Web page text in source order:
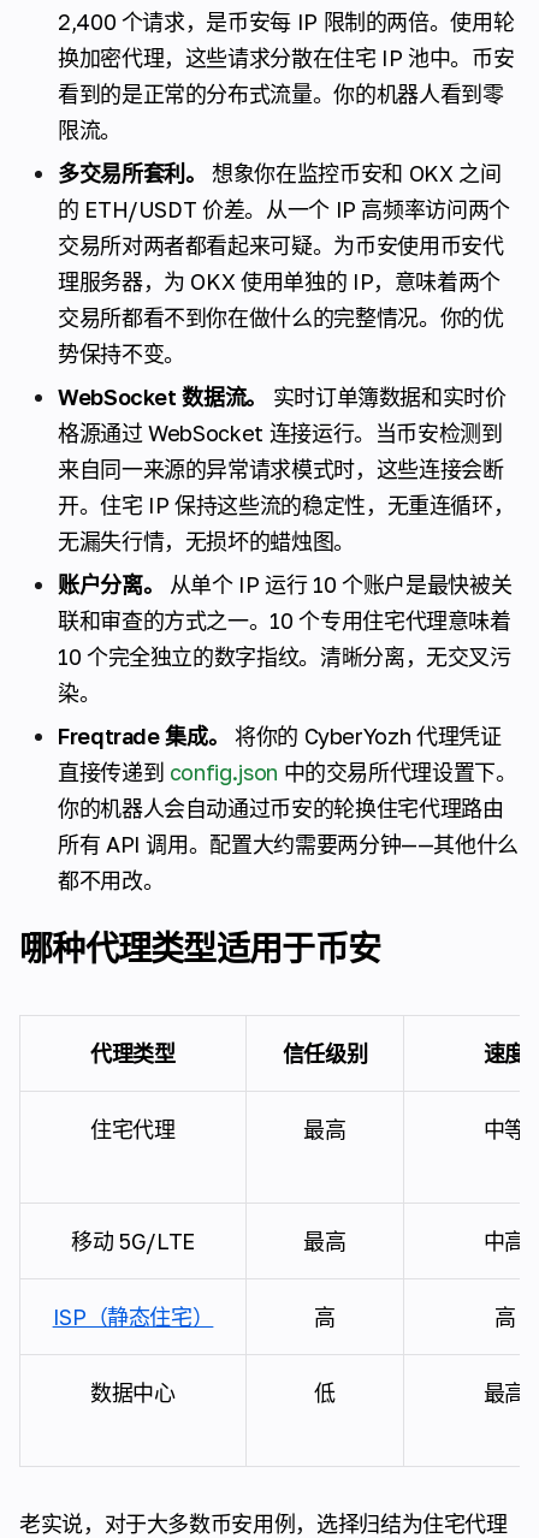
2,400 个请求，是币安每 IP 限制的两倍。使用轮
换加密代理，这些请求分散在住宅 IP 池中。币安
看到的是正常的分布式流量。你的机器人看到零
限流。
多交易所套利。
想象你在监控币安和 OKX 之间
的 ETH/USDT 价差。从一个 IP 高频率访问两个
交易所对两者都看起来可疑。为币安使用币安代
理服务器，为 OKX 使用单独的 IP，意味着两个
交易所都看不到你在做什么的完整情况。你的优
势保持不变。
WebSocket 数据流。
实时订单簿数据和实时价
格源通过 WebSocket 连接运行。当币安检测到
来自同一来源的异常请求模式时，这些连接会断
开。住宅 IP 保持这些流的稳定性，无重连循环，
无漏失行情，无损坏的蜡烛图。
账户分离。
从单个 IP 运行 10 个账户是最快被关
联和审查的方式之一。10 个专用住宅代理意味着
10 个完全独立的数字指纹。清晰分离，无交叉污
染。
Freqtrade 集成。
将你的 CyberYozh 代理凭证
直接传递到 config.json 中的交易所代理设置下。
你的机器人会自动通过币安的轮换住宅代理路由
所有 API 调用。配置大约需要两分钟——其他什么
都不用改。
哪种代理类型适用于币安
代理类型 信任级别 速度
住宅代理 最高 中等
移动 5G/LTE 最高 中高
ISP（静态住宅） 高 高
数据中心 低 最高
老实说，对于大多数币安用例，选择归结为住宅代理